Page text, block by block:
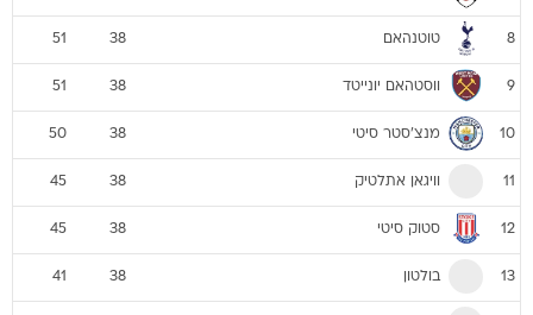
8 טוטנהאם 38
51
9 ווסטהאם יונייטד 38
51
10 מנצ'סטר סיטי 38
50
11 וויגאן אתלטיק 38
45
12 סטוק סיטי 38
45
13 בולטון 38
41